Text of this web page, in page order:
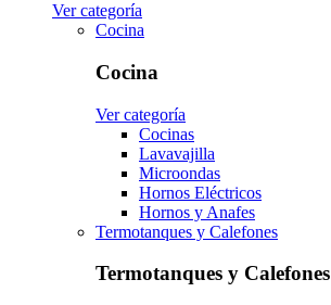
Ver categoría
Cocina
Cocina
Ver categoría
Cocinas
Lavavajilla
Microondas
Hornos Eléctricos
Hornos y Anafes
Termotanques y Calefones
Termotanques y Calefones